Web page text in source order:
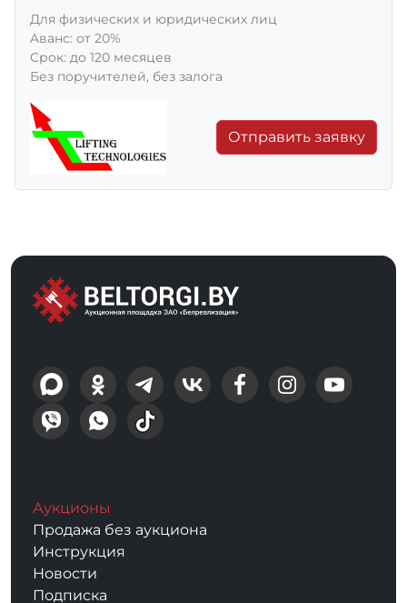
Для физических и юридических лиц
Aванс: от 20%
Срок: до 120 месяцев
Без поручителей, без залога
Отправить заявку
Аукционы
Продажа без аукциона
Инструкция
Новости
Подписка